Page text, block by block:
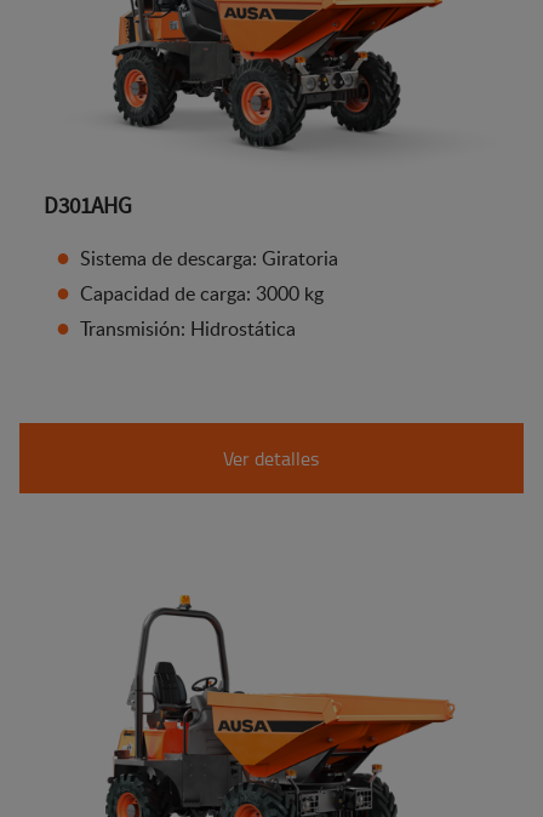
D301AHG
Sistema de descarga: Giratoria
Capacidad de carga: 3000 kg
Transmisión: Hidrostática
Ver detalles